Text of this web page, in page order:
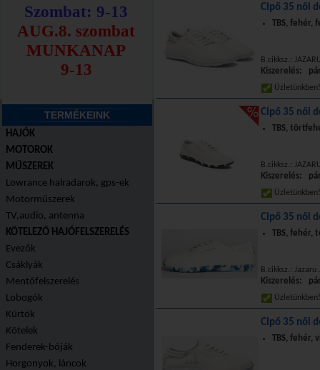
TERMÉKEINK
HAJÓK
MOTOROK
MŰSZEREK
Lowrance halradarok, gps-ek
Motorműszerek
TV,audio, antenna
KÖTELEZŐ HAJÓFELSZERELÉS
Evezők
Csáklyák
Mentőfelszerelés
Lobogók
Kürtök
Kötelek
Fenderek-bóják
Horgonyok, láncok
Cipő 35 női
TBS, fehér,
B.cikksz.:
Kiszerelés:
Cipő 35 női
TBS,
B.cikksz.:
Kiszerelés:
Cipő 35 női
TBS, fehér,
B.cikksz.: Jazaru
Kiszerelés:
Cipő 35 női
TBS, fehér,